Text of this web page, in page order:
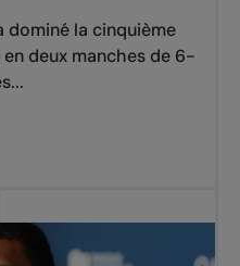
dominé la cinquième
deux manches de 6-